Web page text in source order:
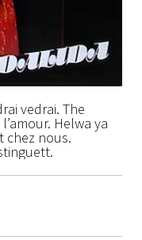
vedrai. The
Helwa ya
chez nous.